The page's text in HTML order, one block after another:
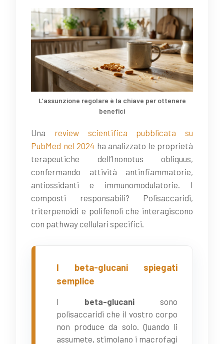
L’assunzione regolare è la chiave per ottenere
benefici
Una review scientifica pubblicata su
PubMed nel 2024 ha analizzato le proprietà
terapeutiche dell’Inonotus obliquus,
confermando attività antinfiammatorie,
antiossidanti e immunomodulatorie. I
composti responsabili? Polisaccaridi,
triterpenoidi e polifenoli che interagiscono
con pathway cellulari specifici.
I beta-glucani spiegati
semplice
I beta-glucani sono
polisaccaridi che il vostro corpo
non produce da solo. Quando li
assumete, stimolano i macrofagi